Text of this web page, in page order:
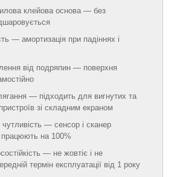
клейова основа — без
— амортизація при падіннях і
від подряпин — поверхня
— підходить для вигнутих та
зі складним екраном
чутливість — сенсор і сканер
працюють на 100%
— не жовтіє і не
термін експлуатації від 1 року